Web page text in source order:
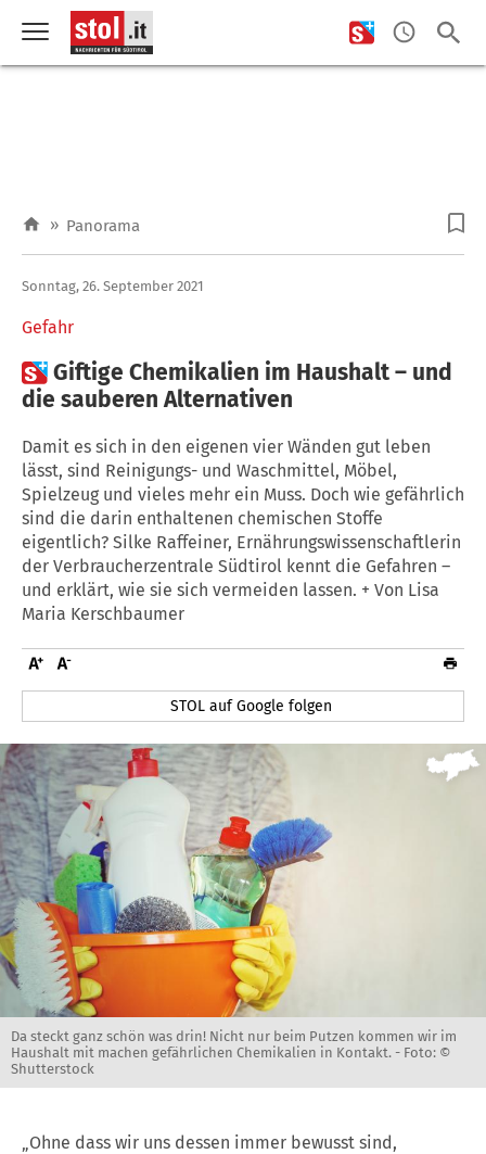
» Panorama
Gefahr
Sonntag, 26. September 2021
Giftige Chemikalien im Haushalt – und
die sauberen Alternativen
Damit es sich in den eigenen vier Wänden gut leben
lässt, sind Reinigungs- und Waschmittel, Möbel,
Spielzeug und vieles mehr ein Muss. Doch wie gefährlich
sind die darin enthaltenen chemischen Stoffe
eigentlich? Silke Raffeiner, Ernährungswissenschaftlerin
der Verbraucherzentrale Südtirol kennt die Gefahren –
und erklärt, wie sie sich vermeiden lassen. + Von Lisa
Maria Kerschbaumer
STOL auf Google folgen
Da steckt ganz schön was drin! Nicht nur beim Putzen kommen wir im
Haushalt mit machen gefährlichen Chemikalien in Kontakt. - Foto: ©
Shutterstock
„Ohne dass wir uns dessen immer bewusst sind,